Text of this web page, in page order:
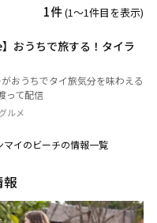
1件(1〜1件目を表示)
】おうちで旅する！タイラ
おうちでタイ旅気分を味わえる
って配信
グルメ
マイのビーチの情報一覧
報